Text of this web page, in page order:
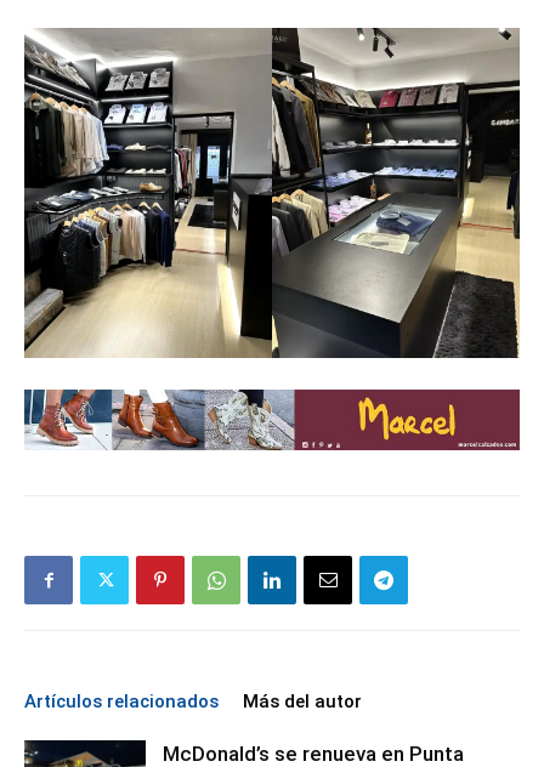
Artículos relacionados Más del autor
McDonald’s se renueva en Punta